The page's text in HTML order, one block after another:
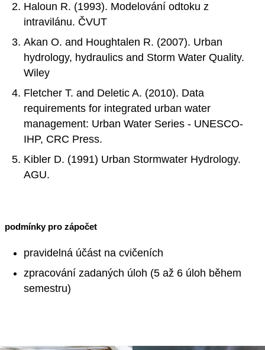
Haloun R. (1993). Modelování odtoku z
intravilánu. ČVUT
Akan O. and Houghtalen R. (2007). Urban
hydrology, hydraulics and Storm Water Quality.
Wiley
Fletcher T. and Deletic A. (2010). Data
requirements for integrated urban water
management: Urban Water Series - UNESCO-
IHP, CRC Press.
Kibler D. (1991) Urban Stormwater Hydrology.
AGU.
podmínky pro zápočet
pravidelná účást na cvičeních
zpracování zadaných úloh (5 až 6 úloh během
semestru)